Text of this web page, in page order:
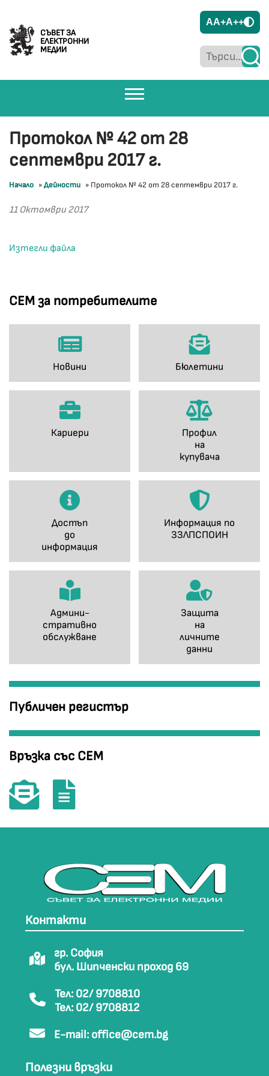
СЪВЕТ ЗА
ЕЛЕКТРОННИ
МЕДИИ
AA+A++
СЕМ за потребителите
Новини Бюлетини
Кариери
Профил
на
купувача
Достъп
до
информация
Информация по
ЗЗЛПСПОИН
Админи-
стративно
обслужване
Защита
на
личните
данни
Публичен регистър
Връзка със СЕМ
Протокол № 42 от 28
септември 2017 г.
Начало »Дейности » Протокол № 42 от 28 септември 2017 г.
11 Октомври 2017
Изтегли файла
Контакти
гр. София
бул. Шипченски проход 69
Тел: 02/ 9708810
Тел: 02/ 9708812
E-mail: office@cem.bg
Полезни връзки